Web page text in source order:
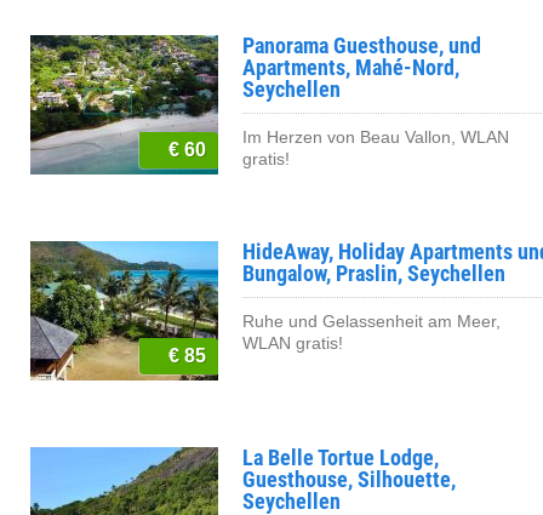
Panorama Guesthouse, und
Apartments, Mahé-Nord,
Seychellen
€ 60
Im Herzen von Beau Vallon, WLAN
gratis!
HideAway, Holiday Apartments
Bungalow, Praslin, Seychellen
€ 85
Ruhe und Gelassenheit am Meer,
WLAN gratis!
La Belle Tortue Lodge,
Guesthouse, Silhouette,
Seychellen